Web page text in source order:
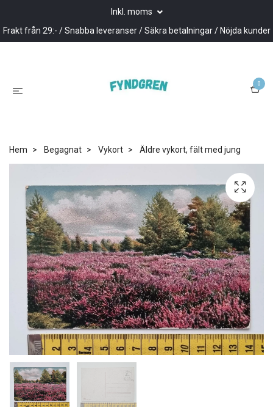
Inkl. moms
Frakt från 29:- / Snabba leveranser / Säkra betalningar / Nöjda kunder
0
Hem Begagnat Vykort Äldre vykort, fält med jung